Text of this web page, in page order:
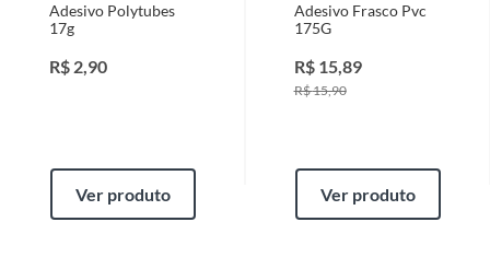
Adesivo Polytubes
17g
R$ 2,90
Ver produto
Adesivo Frasco Pvc
175G
R$ 15,89
R$15,90
Ver produto